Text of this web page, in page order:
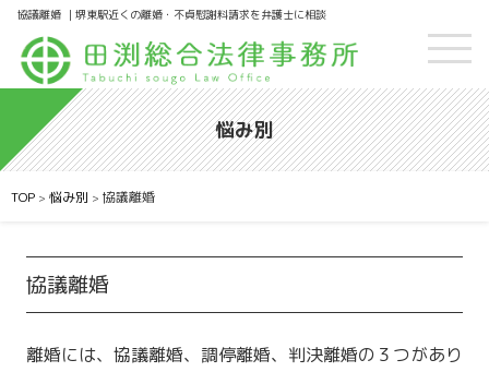
協議離婚 ｜堺東駅近くの離婚・不貞慰謝料請求を弁護士に相談
悩み別
TOP > 悩み別 > 協議離婚
協議離婚
離婚には、協議離婚、調停離婚、判決離婚の３つがあり